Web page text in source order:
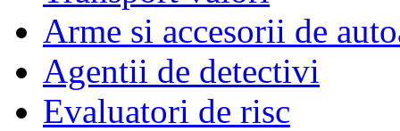
Arme si accesorii de
Agentii de detectivi
Evaluatori de risc